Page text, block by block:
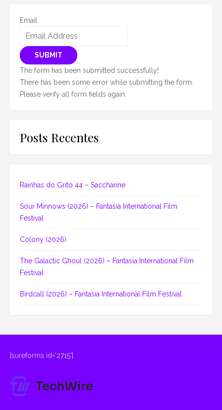
Email
SUBMIT
The form has been submitted successfully!
There has been some error while submitting the form.
Please verify all form fields again.
Posts Recentes
Rainhas do Grito 44 – Saccharine
Sour Minnows (2026) – Fantasia International Film
Festival
Colony (2026)
The Galactic Ghoul (2026) – Fantasia International Film
Festival
Birdcall (2026) – Fantasia International Film Festival
[sureforms id='2715']